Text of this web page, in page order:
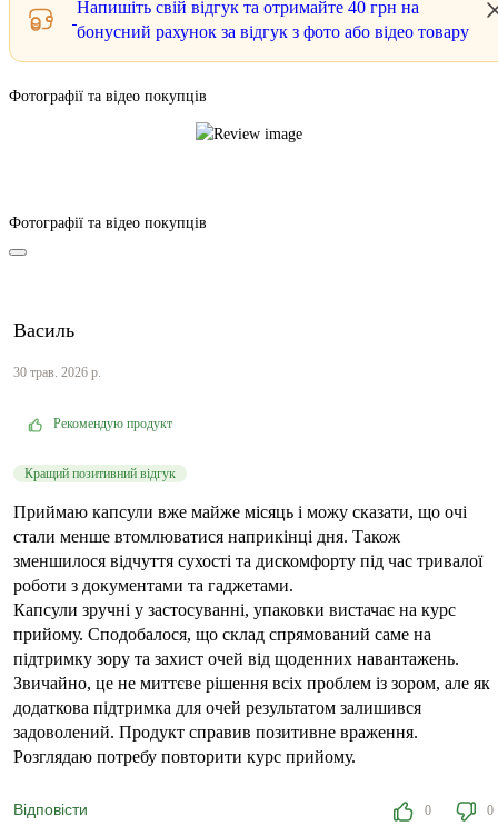
Напишіть свій відгук та отримайте 40 грн на
бонусний рахунок за відгук з фото або відео товару
Фотографії та відео покупців
Фотографії та відео покупців
Василь
30 трав. 2026 р.
Рекомендую продукт
Кращий позитивний відгук
Приймаю капсули вже майже місяць і можу сказати, що очі
стали менше втомлюватися наприкінці дня. Також
зменшилося відчуття сухості та дискомфорту під час тривалої
роботи з документами та гаджетами.
Капсули зручні у застосуванні, упаковки вистачає на курс
прийому. Сподобалося, що склад спрямований саме на
підтримку зору та захист очей від щоденних навантажень.
Звичайно, це не миттєве рішення всіх проблем із зором, але як
додаткова підтримка для очей результатом залишився
задоволений. Продукт справив позитивне враження.
Розглядаю потребу повторити курс прийому.
Відповісти 0 0